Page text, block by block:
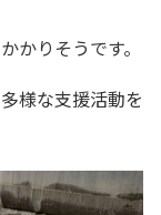
かりそうです。
様な支援活動を